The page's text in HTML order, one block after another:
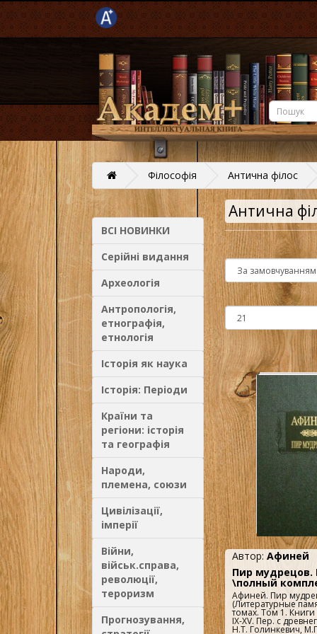
Філософія Антична філос
ВСІ НОВИНКИ
Серійні видання
Археологія
Антропологія,
етнографія,
етнологія
Історія як наука
Історія: Періоди
Країни та
регіони: історія
та географія
Народи,
племена, союзи
Цивілізації,
імперії
Війни,
військ.справа,
революції,
тероризм
Прогнозування,
Антична
Автор: Афиней
Пир мудрецов.
\полный
Афиней. Пир
(Литературные
томах. Том 1. Книги
IX-XV. Пер. с
Н.Т. Голинкевич,